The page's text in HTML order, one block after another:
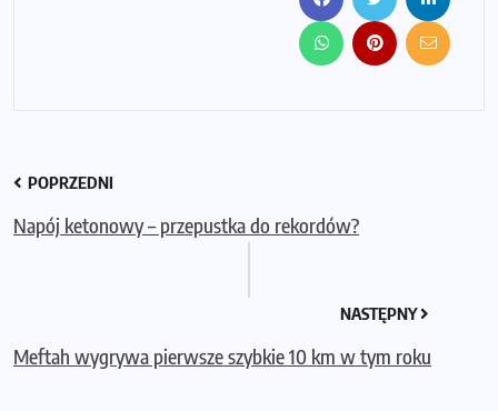
POPRZEDNI
Napój ketonowy – przepustka do rekordów?
NASTĘPNY
Meftah wygrywa pierwsze szybkie 10 km w tym roku